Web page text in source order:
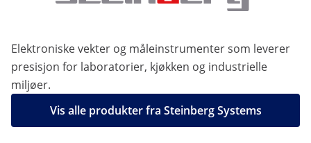
Elektroniske vekter og måleinstrumenter som leverer
presisjon for laboratorier, kjøkken og industrielle
miljøer.
Vis alle produkter fra Steinberg Systems